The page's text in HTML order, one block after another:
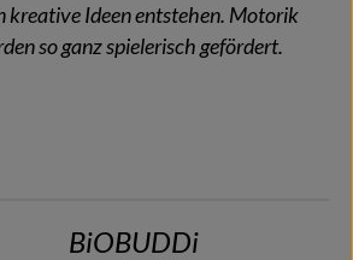
kreative Ideen entstehen. Motorik
so ganz spielerisch gefördert.
BiOBUDDi